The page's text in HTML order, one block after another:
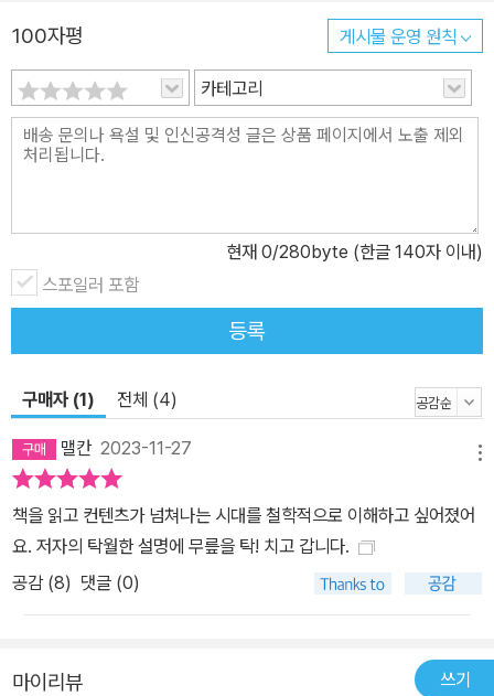
에 대해서는 단호해지고, 복잡한 현실 앞에서는 솔직해진다. 당연하
면의 밤에서 탈출할 길을 찾는 ‘이미지 탐구’는 한 줄기 바람처럼 독자
의 생각을 신선하게 한다. “그러니 만일 당신이 매일의 삶 속에서 해
소할 길 모를 갑갑함을 느끼고 있다면, 당신에게 필요한 것은 이 한 줌
한국 인문사회과학의 성과를 한눈에 보는 시리즈다. 지금 주목해야
할 젊은 저자들이 자기 삶에서 나온 문제의식을 솔직하게 꺼내 놓고,
이론과 실천을 연결하는 제안을 독자에게 건넨다. 낯선 학문이 이곳
에서 다시 해석되고, 각자의 현실이 새로운 길로 연결된다. 기존 인문
자를 참조하고, 어려운 이론은 가까운 사례를 통해 풀어서 설명한다.
『철학책 독서 모임』으로 시작해 2만 5000부 판매를 기록하며 독자
들의 강력한 지지를 받고 있는 탐구 시리즈는 7번 『이미지란 무엇인
가』, 8번 『재난에 맞서는 과학』으로 계속된다.
100자평 게시물 운영 원칙
카테고리
현재 0/280byte (한글 140자 이내)
스포일러 포함
등록
구매자 (1) 전체 (4)
맬칸 2023-11-27
책을 읽고 컨텐츠가 넘쳐나는 시대를 철학적으로 이해하고 싶어졌어
요. 저자의 탁월한 설명에 무릎을 탁! 치고 갑니다.
공감 (8) 댓글 (0)
마이리뷰 쓰기